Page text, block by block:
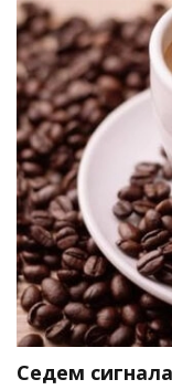
Седем